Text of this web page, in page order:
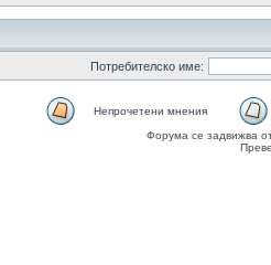
Потребителско име:
Непрочетени мнения
Форума се задвижва